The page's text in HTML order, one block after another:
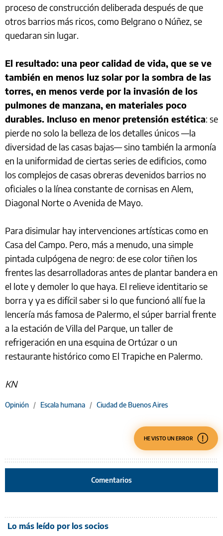
proceso de construcción deliberada después de que
otros barrios más ricos, como Belgrano o Núñez, se
quedaran sin lugar.
El resultado: una peor calidad de vida, que se ve
también en menos luz solar por la sombra de las
torres, en menos verde por la invasión de los
pulmones de manzana, en materiales poco
durables. Incluso en menor pretensión estética: se
pierde no solo la belleza de los detalles únicos —la
diversidad de las casas bajas— sino también la armonía
en la uniformidad de ciertas series de edificios, como
los complejos de casas obreras devenidos barrios no
oficiales o la línea constante de cornisas en Alem,
Diagonal Norte o Avenida de Mayo.
Para disimular hay intervenciones artísticas como en
Casa del Campo. Pero, más a menudo, una simple
pintada culpógena de negro: de ese color tiñen los
frentes las desarrolladoras antes de plantar bandera en
el lote y demoler lo que haya. El relieve identitario se
borra y ya es difícil saber si lo que funcionó allí fue la
lencería más famosa de Palermo, el súper barrial frente
a la estación de Villa del Parque, un taller de
refrigeración en una esquina de Ortúzar o un
restaurante histórico como El Trapiche en Palermo.
KN
Opinión / Escala humana / Ciudad de Buenos Aires
HE VISTO UN ERROR
Comentarios
Lo más leído por los socios